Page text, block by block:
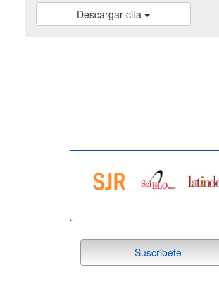
Descargar cita
suscribete
Suscribete